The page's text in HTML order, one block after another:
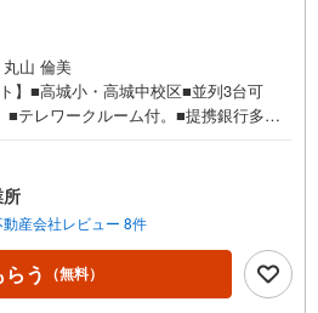
丸山 倫美
】■高城小・高城中校区■並列3台可
■テレワークルーム付。■提携銀行多数
入れのある方ご相談ください。■ご見
でも大歓迎！ 平日・土日祝いつでもご
見たい』にもできるだけ対応いたしま
のご見学も大歓迎。 お仕事帰りのご見
の日時や時間お気軽にお申し付けくださ
相談大歓迎（無料）『支払いができる
動産会社レビュー 8件
う （無料）